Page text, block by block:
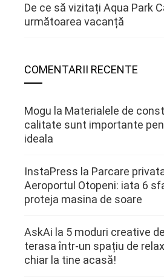
De ce să vizitați Aqua Park
următoarea vacanță
COMENTARII RECENTE
Mogu la Materialele de
calitate sunt importante
ideala
InstaPress la Parcare
Aeroportul Otopeni: iata 6
proteja masina de soare
AskAi la 5 moduri creative
terasa într-un spațiu de
chiar la tine acasă!